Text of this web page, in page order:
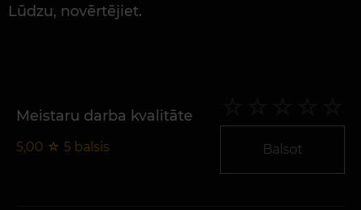
Lūdzu, novērtējiet.
Meistaru darba kvalitāte
5,00 ☆ 5 balsis Balsot